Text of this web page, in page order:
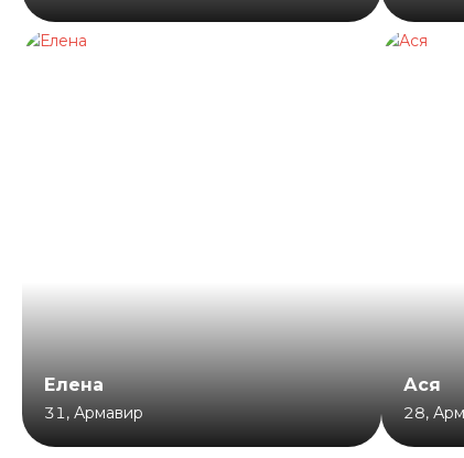
Елена
31, Армавир
Ася
28,